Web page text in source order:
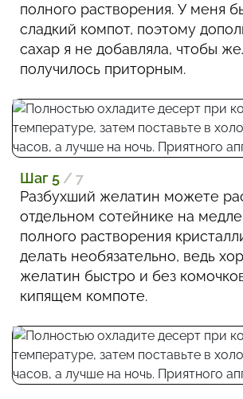
полного растворения. У меня
сладкий компот, поэтому
сахар я не добавляла, чтобы
получилось приторным.
Шаг 5 / 7
Разбухший желатин можете
отдельном сотейнике на
полного растворения
делать необязательно, ведь
желатин быстро и без
кипящем компоте.